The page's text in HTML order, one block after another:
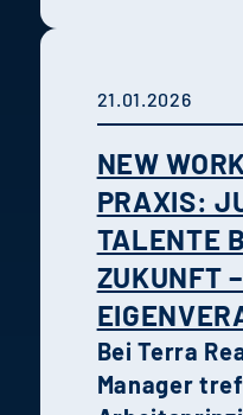
Wohnort für
und
21.01.2026
NEW
PRAXIS:
TALENTE
ZUKUNFT
Bei Terra
Manager